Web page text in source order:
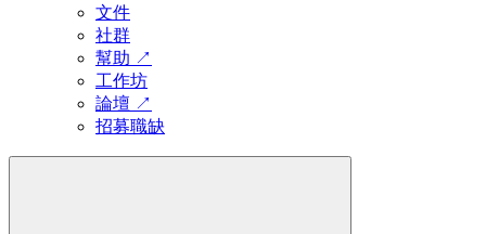
文件
社群
幫助 ↗
工作坊
論壇 ↗
招募職缺